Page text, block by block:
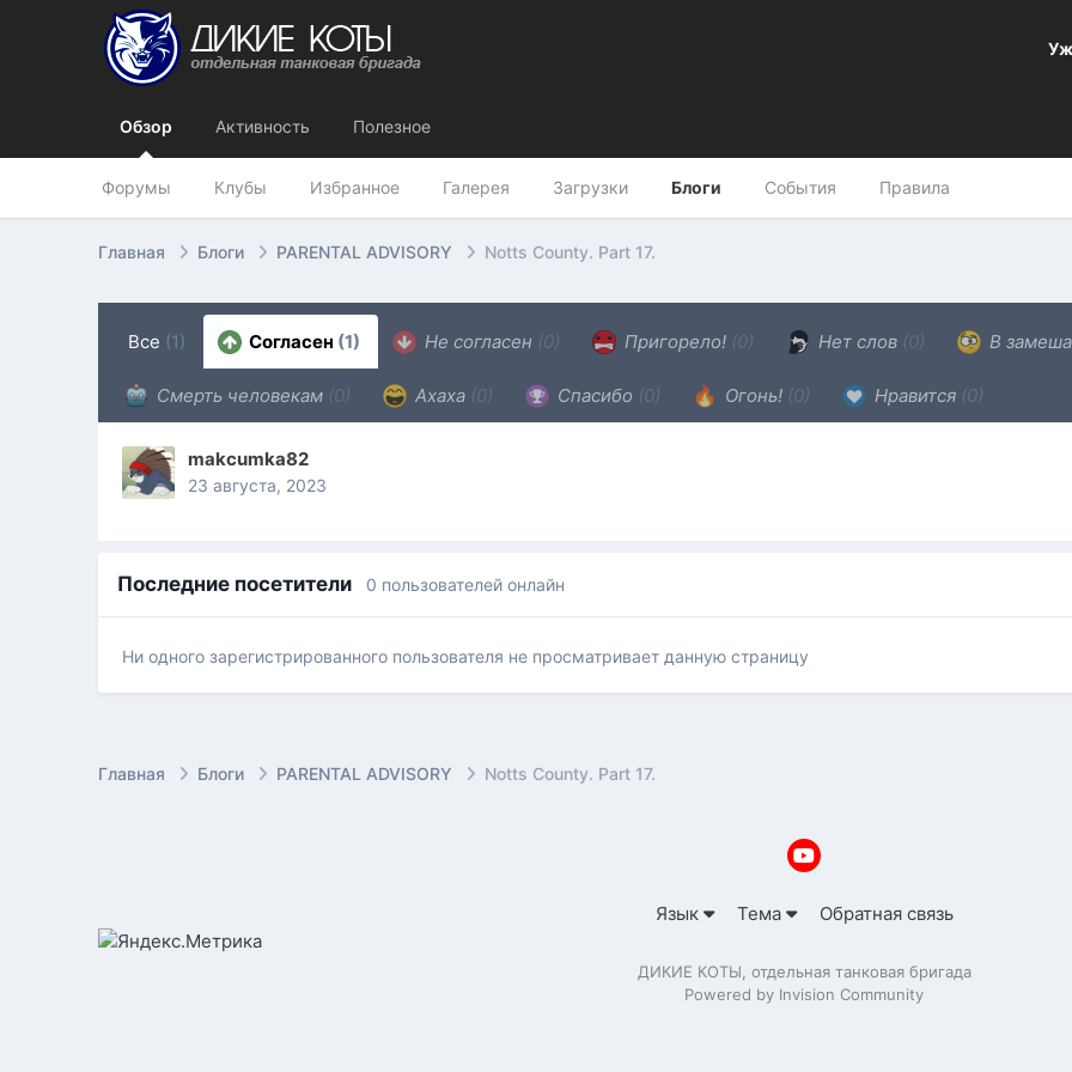
Обзор
Форумы Клубы Избранное Галерея Загрузки Блоги События Правила
Активность Полезное
Главная Блоги PARENTAL ADVISORY Notts County. Part 17.
Все (1) Согласен (1) Не согласен (0) Пригорело! (0) Нет слов (0) В
Смерть человекам (0) Ахаха (0) Спасибо (0) Огонь! (0) Нравится (0)
makcumka82
23 августа, 2023
Последние посетители 0 пользователей онлайн
Ни одного зарегистрированного пользователя не просматривает данную страницу
Главная Блоги PARENTAL ADVISORY Notts County. Part 17.
Язык Тема Обратная связь
ДИКИЕ КОТЫ, отдельная танковая бригада
Powered by Invision Community